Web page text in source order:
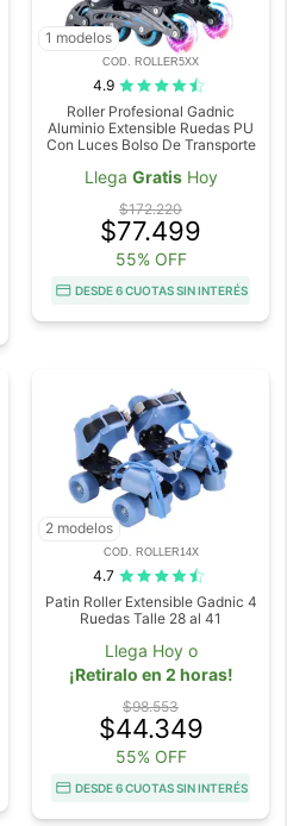
1 modelos
COD. ROLLER5XX
4.9
Roller Profesional Gadnic
Aluminio Extensible Ruedas PU
Con Luces Bolso De Transporte
Llega GratisHoy
$172.220
$77.499
55% OFF
DESDE 6 CUOTAS SIN INTERÉS
2 modelos
COD. ROLLER14X
4.7
Patin Roller Extensible Gadnic 4
Ruedas Talle 28 al 41
Llega Hoy o
¡Retiralo en 2 horas!
$98.553
$44.349
55% OFF
DESDE 6 CUOTAS SIN INTERÉS